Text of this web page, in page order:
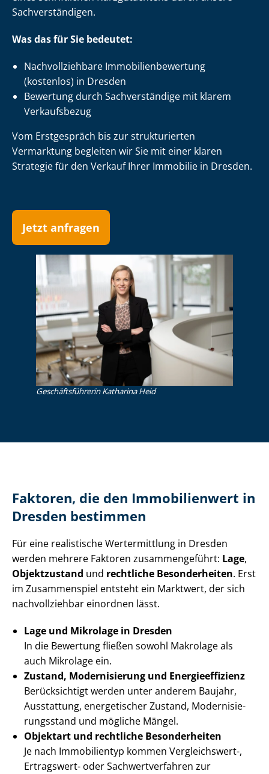
Sach­ver­stän­di­gen.
Was das für Sie bedeutet:
Nach­voll­zieh­ba­re Im­mo­bi­li­en­be­wer­tung
(kostenlos) in Dresden
Bewertung durch Sachverständige mit klarem
Verkaufsbezug
Vom Erstgespräch bis zur strukturierten
Vermarktung begleiten wir Sie mit einer klaren
Strategie für den Verkauf Ihrer Immobilie in Dresden.
Jetzt anfragen
Ge­schäfts­füh­re­rin Katharina Heid
Faktoren, die den Immobilienwert in
Dresden bestimmen
Für eine realistische Wertermittlung in Dresden
werden mehrere Faktoren zusammengeführt: Lage,
Objektzustand und rechtliche Besonderheiten. Erst
im Zusammenspiel entsteht ein Marktwert, der sich
nachvollziehbar einordnen lässt.
Lage und Mikrolage in Dresden
In die Bewertung fließen sowohl Makrolage als
auch Mikrolage ein.
Zustand, Modernisierung und En­er­gie­ef­fi­zi­enz
Berücksichtigt werden unter anderem Baujahr,
Ausstattung, energetischer Zustand, Mo­der­ni­sie­
rungs­stand und mögliche Mängel.
Objektart und rechtliche Besonderheiten
Je nach Immobilientyp kommen Vergleichswert-,
Ertragswert- oder Sach­wert­ver­fah­ren zur